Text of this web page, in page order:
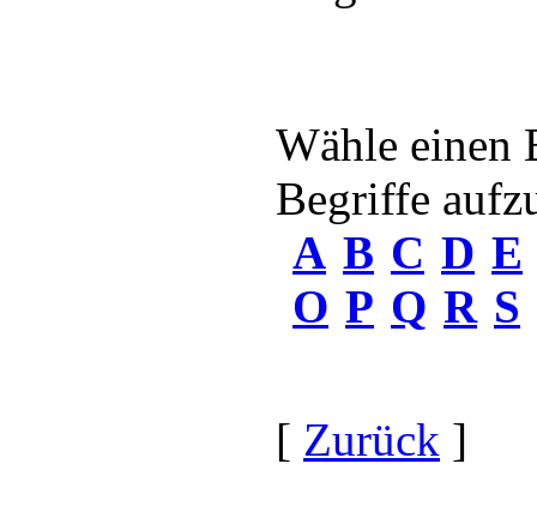
Wähle einen
Begriffe
A B C D E
O P Q R S
[ Zurück ]